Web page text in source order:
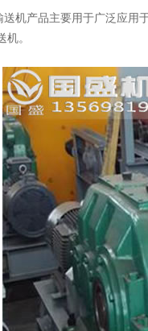
产品主要用于广泛应用
。